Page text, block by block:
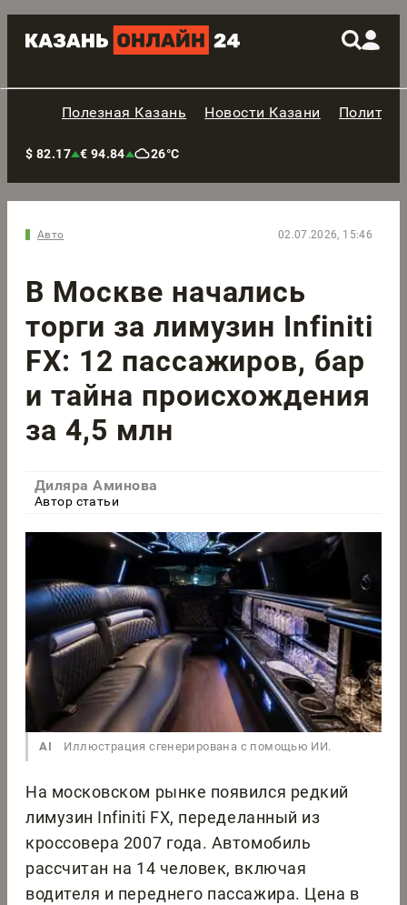
Полезная Казань Новости Казани
$ 82.17 € 94.84 26°C
Авто 02.07.2026, 15:46
В Москве начались
торги за лимузин Infiniti
FX: 12 пассажиров, бар
и тайна происхождения
за 4,5 млн
Диляра Аминова
Автор статьи
AI Иллюстрация сгенерирована с помощью ИИ.
На московском рынке появился редкий
лимузин Infiniti FX, переделанный из
кроссовера 2007 года. Автомобиль
рассчитан на 14 человек, включая
водителя и переднего пассажира. Цена в